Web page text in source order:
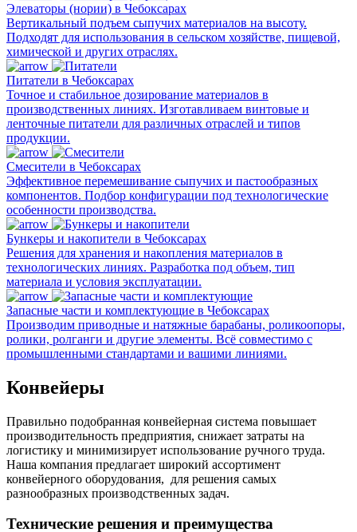
Элеваторы (нории) в Чебоксарах
Вертикальный подъем сыпучих материалов на высоту.
Подходят для использования в сельском хозяйстве, пищевой,
химической и других отраслях.
Питатели в Чебоксарах
Точное и стабильное дозирование материалов в
производственных линиях. Изготавливаем винтовые и
ленточные питатели для различных отраслей и типов
продукции.
Смесители в Чебоксарах
Эффективное перемешивание сыпучих и пастообразных
компонентов. Подбор конфигурации под технологические
особенности производства.
Бункеры и накопители в Чебоксарах
Решения для хранения и накопления материалов в
технологических линиях. Разработка под объем, тип
материала и условия эксплуатации.
Запасные части и комплектующие в Чебоксарах
Производим приводные и натяжные барабаны, роликоопоры,
ролики, ролганги и другие элементы. Всё совместимо с
промышленными стандартами и вашими линиями.
Конвейеры
Правильно подобранная конвейерная система повышает
производительность предприятия, снижает затраты на
логистику и минимизирует использование ручного труда.
Наша компания предлагает широкий ассортимент
конвейерного оборудования, для решения самых
разнообразных производственных задач.
Технические решения и преимущества